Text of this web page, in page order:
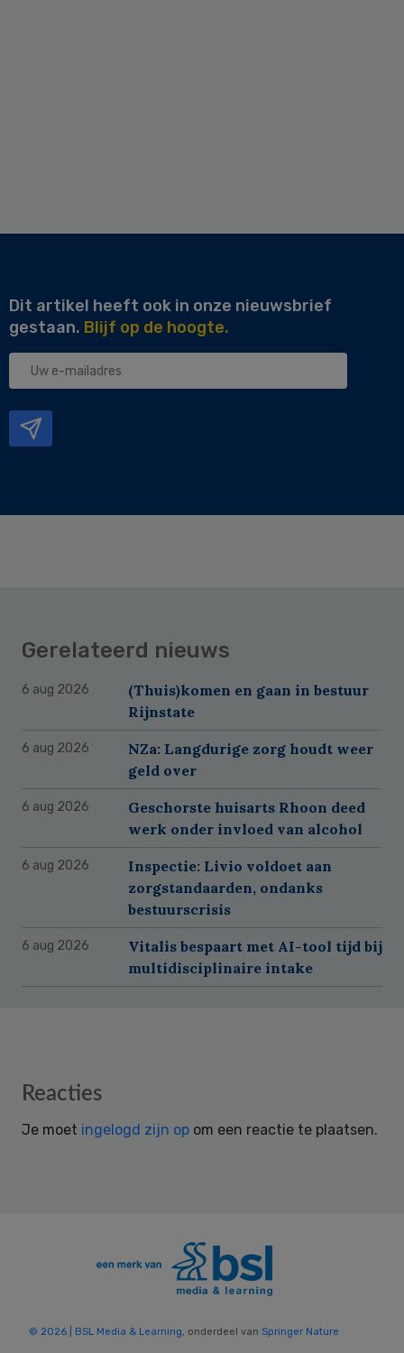
Dit artikel heeft ook in onze nieuwsbrief
gestaan. Blijf op de hoogte.
Uw
Gerelateerd nieuws
6 aug 2026
(Thuis)komen en gaan in bestuur
Rijnstate
6 aug 2026
NZa: Langdurige zorg houdt weer
geld over
6 aug 2026
Geschorste huisarts Rhoon deed
werk onder invloed van alcohol
6 aug 2026
Inspectie: Livio voldoet aan
zorgstandaarden, ondanks
bestuurscrisis
6 aug 2026
Vitalis bespaart met AI-tool tijd bij
multidisciplinaire intake
Reader
Reacties
Je moet ingelogd zijn op om een reactie te plaatsen.
© 2026 | BSL Media & Learning , onderdeel van Springer Nature